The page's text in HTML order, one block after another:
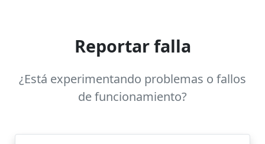
Reportar falla
¿Está experimentando problemas o fallos
de funcionamiento?